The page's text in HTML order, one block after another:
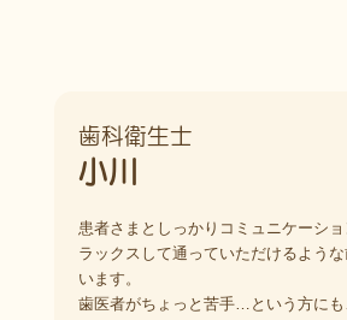
歯科衛生士
小川
患者さまとしっかりコミュニケーシ
ラックスして通っていただけるよう
います。
歯医者がちょっと苦手…という方にも